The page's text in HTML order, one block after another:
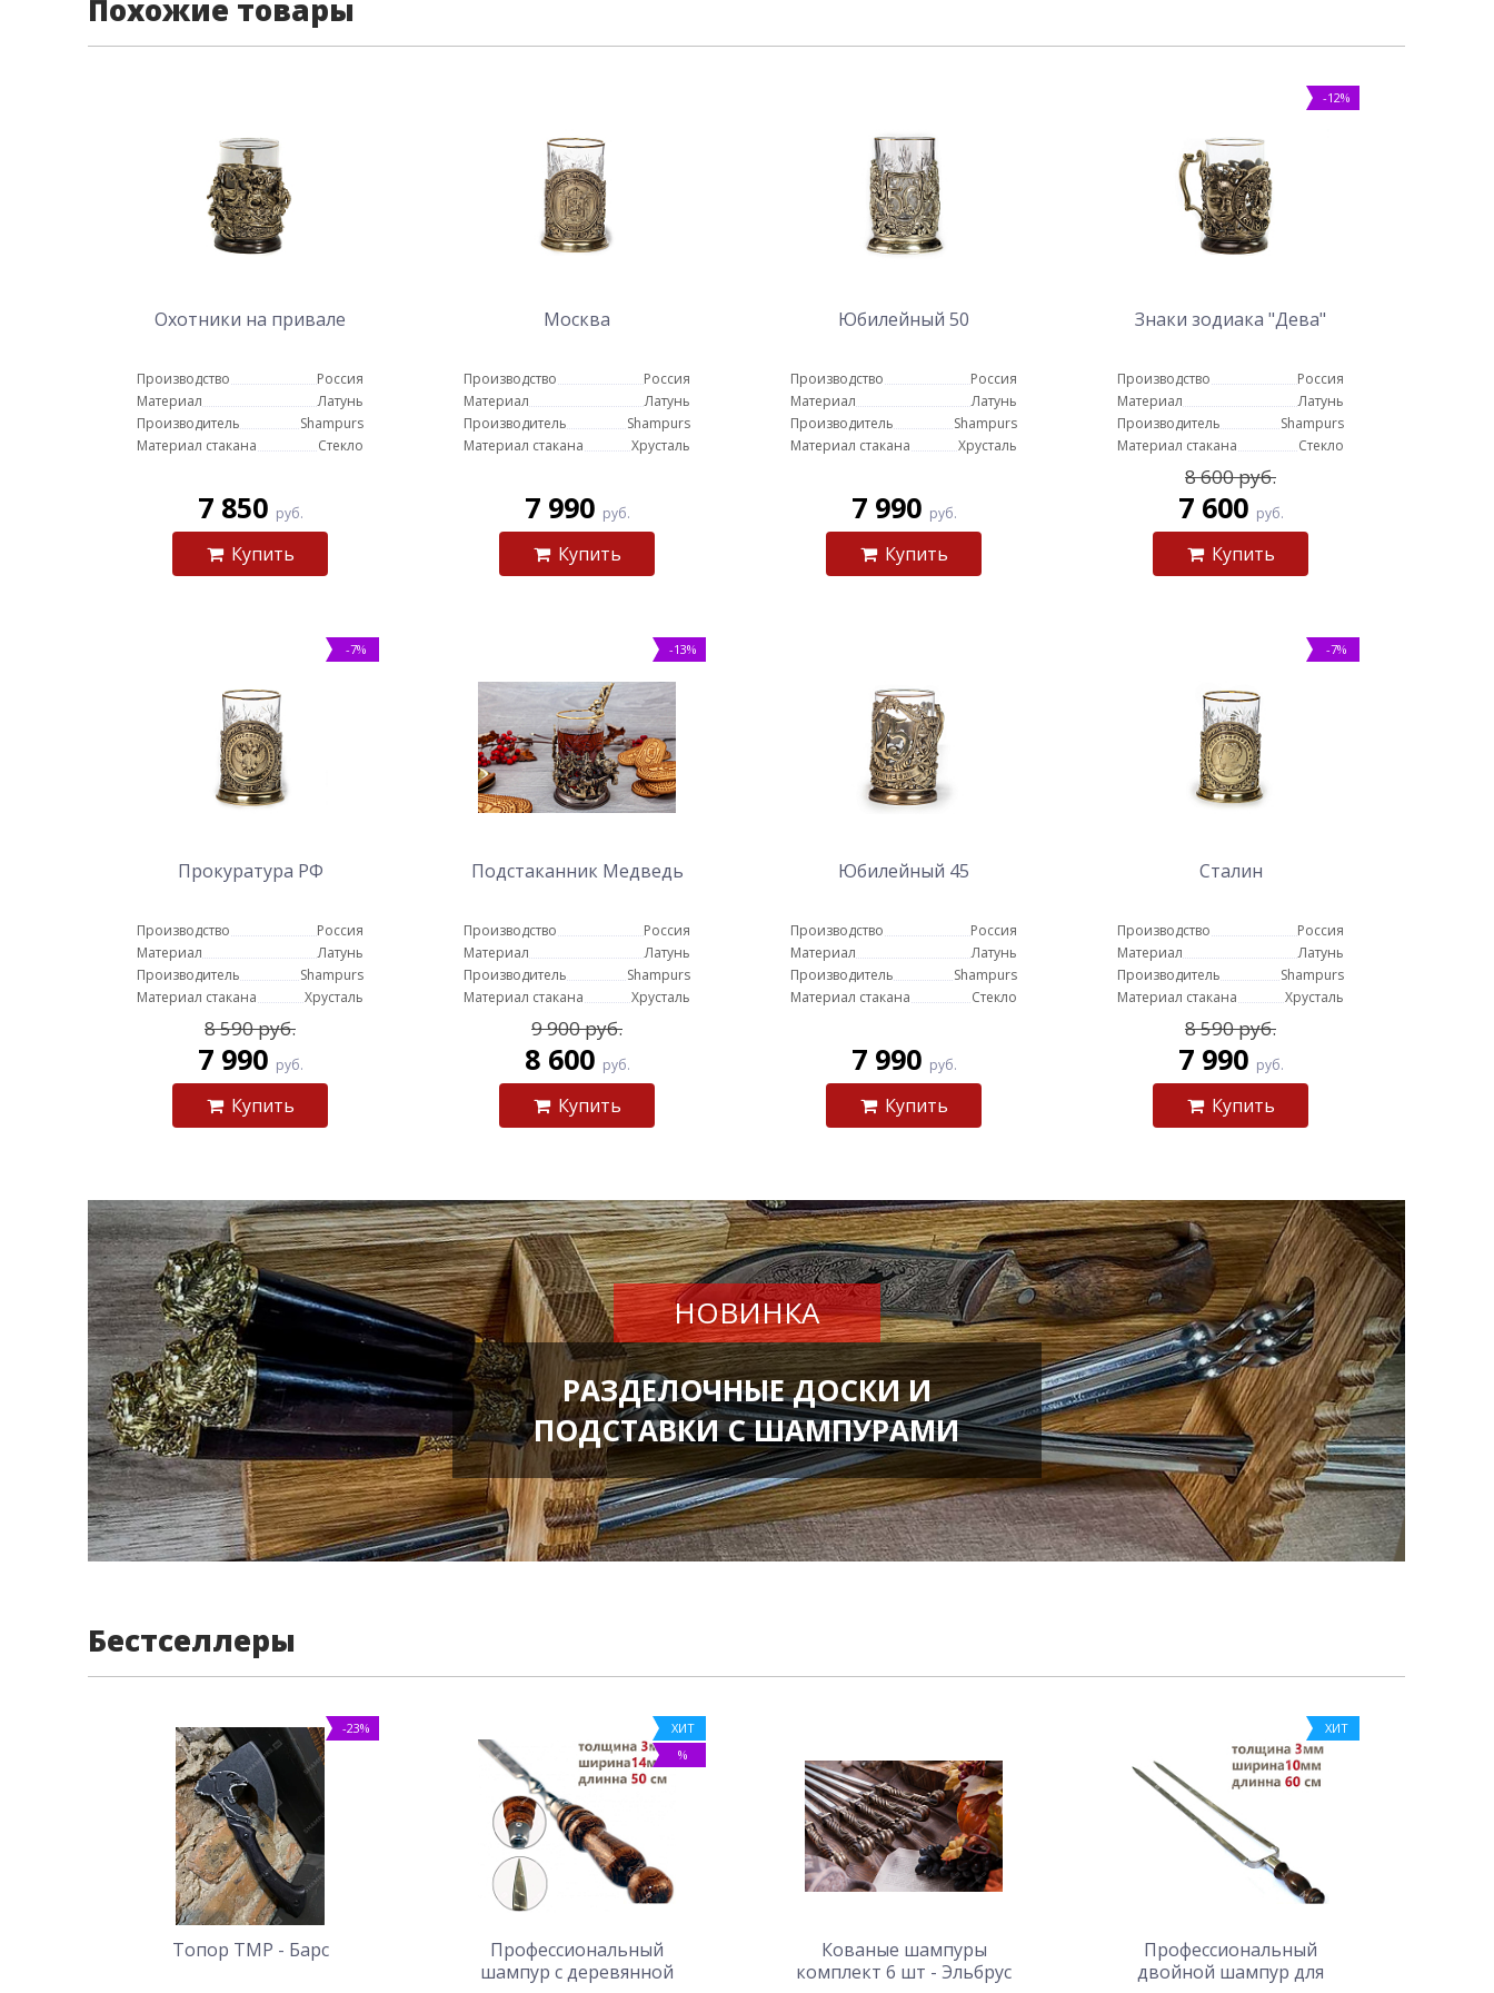
Похожие товары
Охотники на привале
Производство
Россия
Материал
Латунь
Производитель
Shampurs
Материал стакана
Стекло
7 850 руб.
Купить
Москва
Производство
Россия
Материал
Латунь
Производитель
Shampurs
Материал стакана
Хрусталь
7 990 руб.
Купить
Юбилейный 50
Производство
Россия
Материал
Латунь
Производитель
Shampurs
Материал стакана
Хрусталь
7 990 руб.
Купить
-12%
Знаки зодиака "Дева"
Производство
Россия
Материал
Латунь
Производитель
Shampurs
Материал стакана
Стекло
8 600 руб.
7 600 руб.
Купить
-7%
Прокуратура РФ
Производство
Россия
Материал
Латунь
Производитель
Shampurs
Материал стакана
Хрусталь
8 590 руб.
7 990 руб.
Купить
-13%
Подстаканник Медведь
Производство
Россия
Материал
Латунь
Производитель
Shampurs
Материал стакана
Хрусталь
9 900 руб.
8 600 руб.
Купить
Юбилейный 45
Производство
Россия
Материал
Латунь
Производитель
Shampurs
Материал стакана
Стекло
7 990 руб.
Купить
-7%
Сталин
Производство
Россия
Материал
Латунь
Производитель
Shampurs
Материал стакана
Хрусталь
8 590 руб.
7 990 руб.
Купить
НОВИНКА
РАЗДЕЛОЧНЫЕ ДОСКИ И
ПОДСТАВКИ С ШАМПУРАМИ
Бестселлеры
-23%
Топор ТМР - Барс
ХИТ
%
Профессиональный
шампур с деревянной
Кованые шампуры
комплект 6 шт - Эльбрус
ХИТ
Профессиональный
двойной шампур для